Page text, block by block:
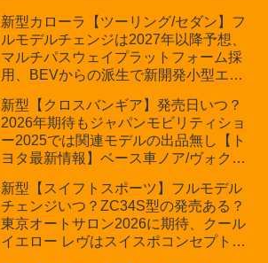
新型カローラ【ツーリング/セダン】フ
ルモデルチェンジは2027年以降予想、
マルチパスウェイプラットフォーム採
用、BEVからの派生で新開発小型エン
の採用は無しか【トヨタ最新情報】60
周年記念車発売
新型【クロスバンギア】発売日いつ？
2026年期待もジャパンモビリティショ
ー2025では関連モデルの出品無し【ト
ヨタ最新情報】ベース車ノア/ヴォクシ
ほか「コア」と「ツール」、デリカ
D:5対抗のクロスオーバーSUVミニバ
ン
新型【スイフトスポーツ】フルモデル
チェンジいつ？ZC34S型の発売ある？
東京オートサロン2026に期待、クール
イエロー レヴはスイスポコンセプト